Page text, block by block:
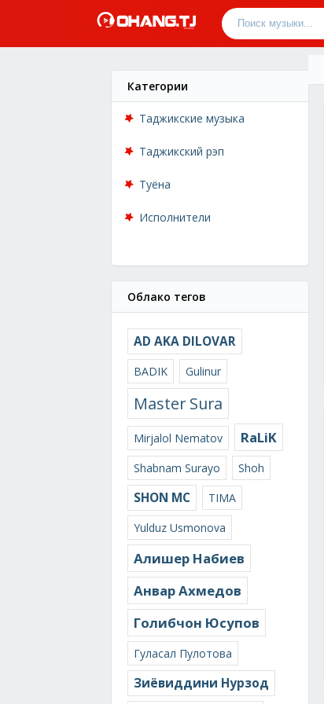
Категории
Таджикские музыка
Таджикский рэп
Туёна
Исполнители
Облако тегов
AD AKA DILOVAR
BADIK Gulinur
Master Sura
Mirjalol Nematov RaLiK
Shabnam Surayo Shoh
SHON MC
TIMA
Yulduz Usmonova
Алишер Набиев
Анвар Ахмедов
Голибчон Юсупов
Гуласал Пулотова
Зиёвиддини Нурзод